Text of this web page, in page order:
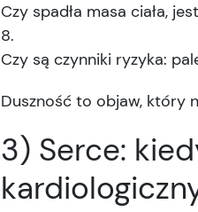
Czy spadła masa ciała,
Czy są czynniki ryzyka:
Duszność to objaw, który
3) Serce: